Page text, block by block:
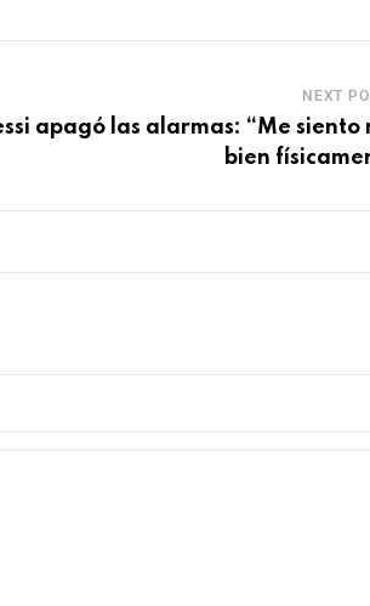
NEXT
apagó las alarmas: “Me siento
bien